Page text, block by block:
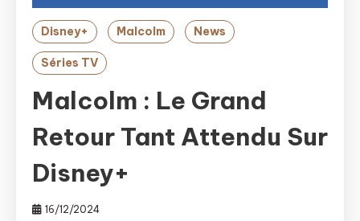
Disney+ Malcolm News
Séries TV
Malcolm : Le Grand
Retour Tant Attendu Sur
Disney+
16/12/2024